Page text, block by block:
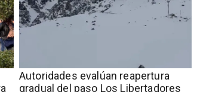
​​Autoridades evalúan reapertura
gradual del paso Los Libertadores